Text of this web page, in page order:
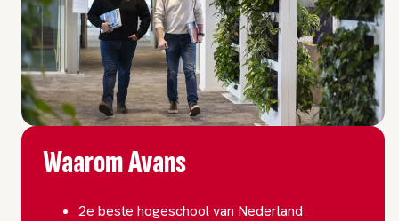
Waarom Avans
2e beste hogeschool van Nederland